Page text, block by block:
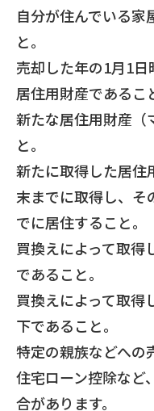
自分が住んでいる家
と。
売却した年の1月1
居住用財産であるこ
新たな居住用財産（
と。
新たに取得した居住
末までに取得し、そ
でに居住すること。
買換えによって取得
であること。
買換えによって取得
下であること。
特定の親族などへの
住宅ローン控除など
合があります。